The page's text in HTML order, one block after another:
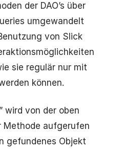
der DAO’s über
umgewandelt
von Slick
sie regulär nur mit
können.
wird von der oben
Methode aufgerufen
gefundenes Objekt